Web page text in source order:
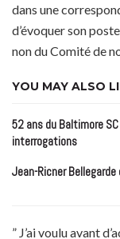
dans une
d’évoquer son
non du Comité de
YOU MAY ALSO
52 ans du Baltimore
interrogations
Jean-Ricner
” J’ai voulu avant